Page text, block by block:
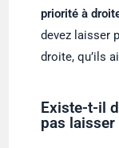
priorité à
devez laisser
droite, qu’ils
Existe-t-il
pas